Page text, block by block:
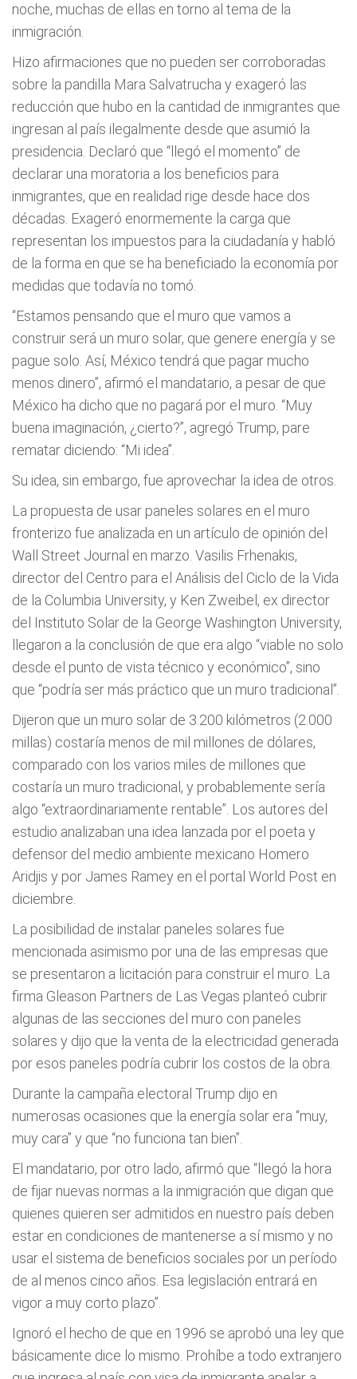
noche, muchas de ellas en torno al tema de la
inmigración.
Hizo afirmaciones que no pueden ser corroboradas
sobre la pandilla Mara Salvatrucha y exageró las
reducción que hubo en la cantidad de inmigrantes que
ingresan al país ilegalmente desde que asumió la
presidencia. Declaró que “llegó el momento” de
declarar una moratoria a los beneficios para
inmigrantes, que en realidad rige desde hace dos
décadas. Exageró enormemente la carga que
representan los impuestos para la ciudadanía y habló
de la forma en que se ha beneficiado la economía por
medidas que todavía no tomó.
“Estamos pensando que el muro que vamos a
construir será un muro solar, que genere energía y se
pague solo. Así, México tendrá que pagar mucho
menos dinero”, afirmó el mandatario, a pesar de que
México ha dicho que no pagará por el muro. “Muy
buena imaginación, ¿cierto?”, agregó Trump, pare
rematar diciendo: “Mi idea”.
Su idea, sin embargo, fue aprovechar la idea de otros.
La propuesta de usar paneles solares en el muro
fronterizo fue analizada en un artículo de opinión del
Wall Street Journal en marzo. Vasilis Frhenakis,
director del Centro para el Análisis del Ciclo de la Vida
de la Columbia University, y Ken Zweibel, ex director
del Instituto Solar de la George Washington University,
llegaron a la conclusión de que era algo “viable no solo
desde el punto de vista técnico y económico”, sino
que “podría ser más práctico que un muro tradicional”.
Dijeron que un muro solar de 3.200 kilómetros (2.000
millas) costaría menos de mil millones de dólares,
comparado con los varios miles de millones que
costaría un muro tradicional, y probablemente sería
algo “extraordinariamente rentable”. Los autores del
estudio analizaban una idea lanzada por el poeta y
defensor del medio ambiente mexicano Homero
Aridjis y por James Ramey en el portal World Post en
diciembre.
La posibilidad de instalar paneles solares fue
mencionada asimismo por una de las empresas que
se presentaron a licitación para construir el muro. La
firma Gleason Partners de Las Vegas planteó cubrir
algunas de las secciones del muro con paneles
solares y dijo que la venta de la electricidad generada
por esos paneles podría cubrir los costos de la obra.
Durante la campaña electoral Trump dijo en
numerosas ocasiones que la energía solar era “muy,
muy cara” y que “no funciona tan bien”.
El mandatario, por otro lado, afirmó que “llegó la hora
de fijar nuevas normas a la inmigración que digan que
quienes quieren ser admitidos en nuestro país deben
estar en condiciones de mantenerse a sí mismo y no
usar el sistema de beneficios sociales por un período
de al menos cinco años. Esa legislación entrará en
vigor a muy corto plazo”.
Ignoró el hecho de que en 1996 se aprobó una ley que
básicamente dice lo mismo. Prohíbe a todo extranjero